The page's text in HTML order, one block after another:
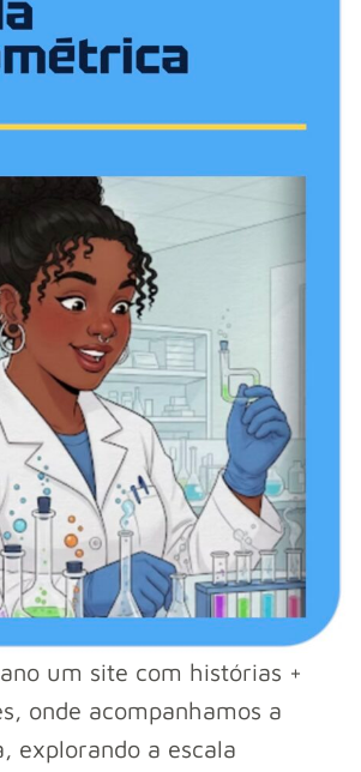
um site com histórias +
onde acompanhamos a
explorando a escala